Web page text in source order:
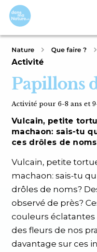
Nature Que faire ?
Activité
Papillons
Activité pour 6-8 ans et
Vulcain, petite
machaon: sais-tu
ces drôles de
Vulcain, petite
machaon: sais-tu
drôles de noms?
observé de près?
couleurs
des fleurs de nos
davantage sur ces